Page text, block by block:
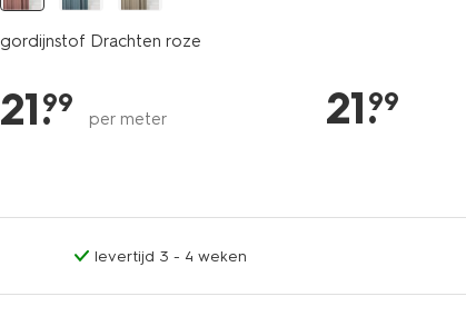
gordijnstof Drachten roze
21.
99
per meter 21.
99
levertijd 3 - 4 weken